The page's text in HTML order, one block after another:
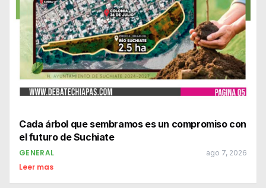
Cada árbol que sembramos es un compromiso con
el futuro de Suchiate
GENERAL ago 7, 2026
Leer mas